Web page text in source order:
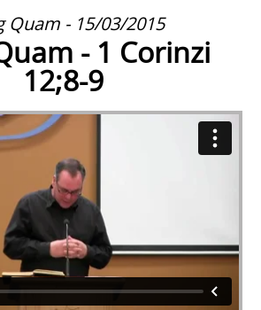
Quam - 15/03/2015
- 1 Corinzi
12;8-9